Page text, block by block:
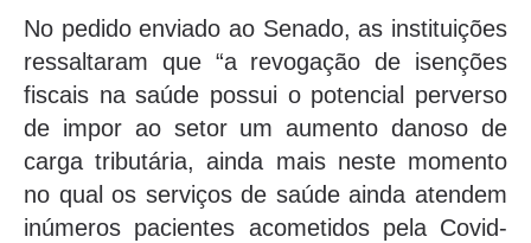
No pedido enviado ao Senado, as instituições
ressaltaram que “a revogação de isenções
fiscais na saúde possui o potencial perverso
de impor ao setor um aumento danoso de
carga tributária, ainda mais neste momento
no qual os serviços de saúde ainda atendem
inúmeros pacientes acometidos pela Covid-